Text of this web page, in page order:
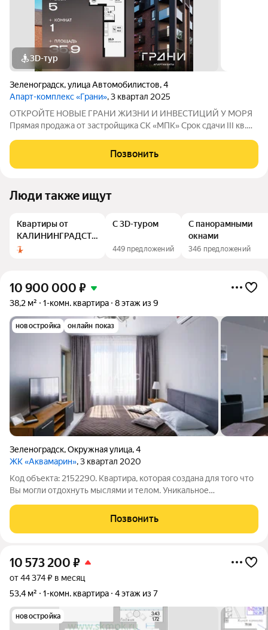
3D-тур
Зеленоградск,улица Автомобилистов,4
Апарт-комплекс «Грани», 3 квартал 2025
ОТКРОЙТЕ НОВЫЕ ГРАНИ ЖИЗНИ И ИНВЕСТИЦИЙ У МОРЯ
Прямая продажа от застройщика СК «МПК» Срок сдачи III кв.
собой пятиэтажное здание с благоустроенной территорией.
Авторское архитектурное решение
Позвонить
Люди также ищут
Квартиры от
КАЛИНИНГРАДСТРОЙ
ИНВЕСТ
С 3D-туром
449 предложений
С панорамными
окнами
346 предложений
10 900 000 ₽
38,2 м² 1-комн. квартира 8 этаж из 9
новостройка онлайн показ
Зеленоградск,Окружная улица,4
ЖК «Аквамарин», 3 квартал 2020
Код объекта: 2152290. Квартира, которая создана для того что
Вы могли отдохнуть мыслями и телом. Уникальное
квартира с грамотной европланировкой. +Общая площадь 38,2
кв.м БЕЗ УЧЕТА ЛОДЖИИ +Просторная
Позвонить
10 573 200 ₽
от 44 374 ₽ в месяц
53,4 м²
1-комн. квартира 4 этаж из 7
новостройка